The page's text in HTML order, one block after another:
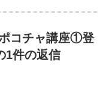
コチャ講座①登
1件の返信